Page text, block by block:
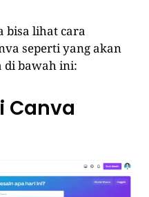
bisa lihat cara
seperti yang akan
di bawah ini:
Canva